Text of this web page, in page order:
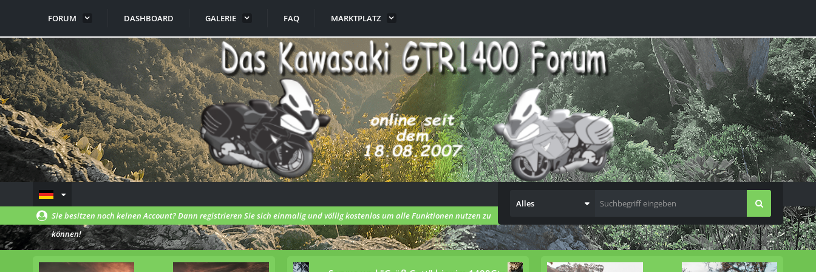
FORUM DASHBOARD GALERIE FAQ MARKTPLATZ
Alles
Sie besitzen noch keinen Account? Dann registrieren Sie sich einmalig und völlig kostenlos um alle Funktionen nutzen zu
können!